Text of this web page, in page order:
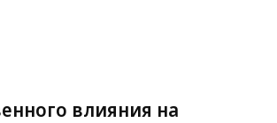
влияния на